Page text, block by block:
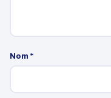
Nom *